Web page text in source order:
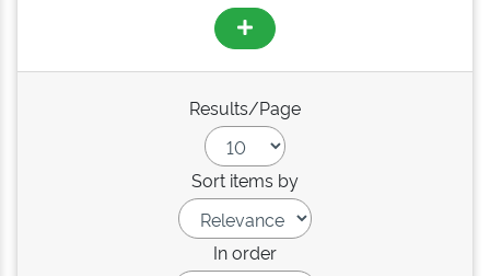
Results/Page
Sort items by
In order